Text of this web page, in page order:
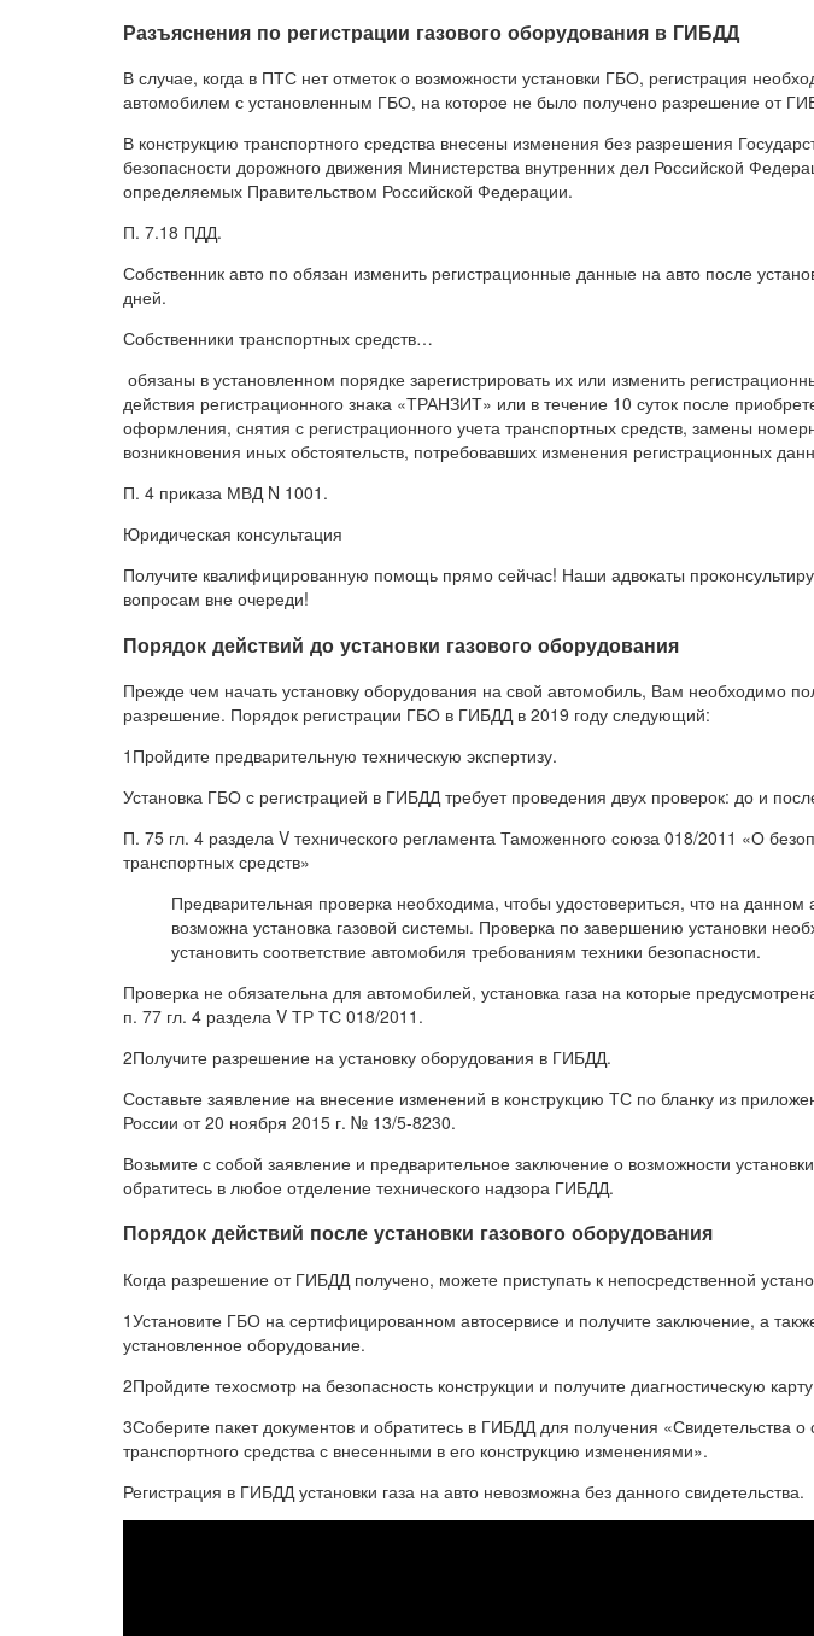
Разъяснения по регистрации газового оборудования в ГИБДД
В случае, когда в ПТС нет отметок о возможности установки ГБО, регистрация
автомобилем с установленным ГБО, на которое не было получено разрешение от
В конструкцию транспортного средства внесены изменения без разрешения
безопасности дорожного движения Министерства внутренних дел Российской
определяемых Правительством Российской Федерации.
П. 7.18 ПДД.
Собственник авто по обязан изменить регистрационные данные на авто после
дней.
Собственники транспортных средств…
обязаны в установленном порядке зарегистрировать их или изменить
действия регистрационного знака «ТРАНЗИТ» или в течение 10 суток после
оформления, снятия с регистрационного учета транспортных средств, замены
возникновения иных обстоятельств, потребовавших изменения регистрационных
П. 4 приказа МВД N 1001.
Юридическая консультация
Получите квалифицированную помощь прямо сейчас! Наши адвокаты
вопросам вне очереди!
Порядок действий до установки газового оборудования
Прежде чем начать установку оборудования на свой автомобиль, Вам необходимо
разрешение. Порядок регистрации ГБО в ГИБДД в 2019 году следующий:
1Пройдите предварительную техническую экспертизу.
Установка ГБО с регистрацией в ГИБДД требует проведения двух проверок: до и
П. 75 гл. 4 раздела V технического регламента Таможенного союза 018/2011 «О
транспортных средств»
Предварительная проверка необходима, чтобы удостовериться, что на данном
возможна установка газовой системы. Проверка по завершению установки
установить соответствие автомобиля требованиям техники безопасности.
Проверка не обязательна для автомобилей, установка газа на которые
п. 77 гл. 4 раздела V ТР ТС 018/2011.
2Получите разрешение на установку оборудования в ГИБДД.
Составьте заявление на внесение изменений в конструкцию ТС по бланку из
России от 20 ноября 2015 г. № 13/5-8230.
Возьмите с собой заявление и предварительное заключение о возможности
обратитесь в любое отделение технического надзора ГИБДД.
Порядок действий после установки газового оборудования
Когда разрешение от ГИБДД получено, можете приступать к непосредственной
1Установите ГБО на сертифицированном автосервисе и получите заключение, а
установленное оборудование.
2Пройдите техосмотр на безопасность конструкции и получите диагностическую
3Соберите пакет документов и обратитесь в ГИБДД для получения «Свидетельства о
транспортного средства с внесенными в его конструкцию изменениями».
Регистрация в ГИБДД установки газа на авто невозможна без данного свидетельства.